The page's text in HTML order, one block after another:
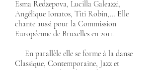
Esma Redzepova, Lucilla Galeazzi,
Angélique Ionatos, Titi Robin,… Elle
chante aussi pour la Commission
Européenne de Bruxelles en 2011.
En parallèle elle se forme à la danse
Classique, Contemporaine, Jazz et